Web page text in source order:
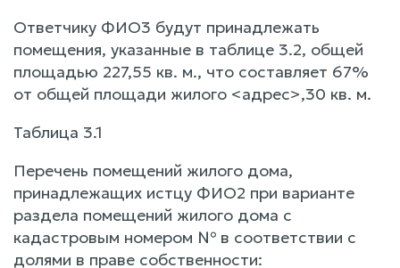
Ответчику ФИО3 будут принадлежать
помещения, указанные в таблице 3.2, общей
площадью 227,55 кв. м., что составляет 67%
от общей площади жилого <адрес>,30 кв. м.
Таблица 3.1
Перечень помещений жилого дома,
принадлежащих истцу ФИО2 при варианте
раздела помещений жилого дома с
кадастровым номером № в соответствии с
долями в праве собственности: